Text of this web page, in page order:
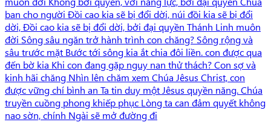
ban cho người Đồi cao kia sẽ bị đổi dời, núi đồi kia sẽ bị đổi
dời, Đồi cao kia sẽ bị đổi dời, bởi đại quyền Thánh Linh muôn
đời Sông sâu ngăn trở hành trình con chăng? Sông rộng và
sâu trước mặt Bước tới sông kia ắt chia đôi liền. con được qua
đến bờ kia Khi con đang gặp nguy nan thử thách? Con sợ và
kinh hãi chăng Nhìn lên chăm xem Chúa Jêsus Christ, con
được vững chí bình an Ta tin duy một Jêsus quyền năng. Chúa
truyền cuồng phong khiếp phục Lòng ta can đảm quyết không
nao sờn, chính Ngài sẽ mở đường đi